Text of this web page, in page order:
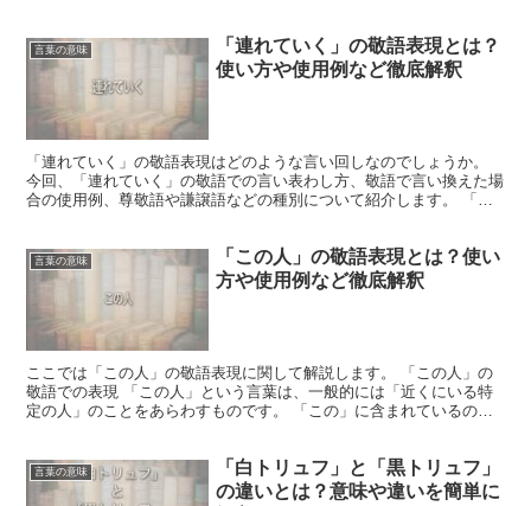
言葉の意味
「連れていく」の敬語表現とは？
使い方や使用例など徹底解釈
「連れていく」の敬語表現はどのような言い回しなのでしょうか。
今回、「連れていく」の敬語での言い表わし方、敬語で言い換えた場
合の使用例、尊敬語や謙譲語などの種別について紹介します。 「連
言葉の意味
「この人」の敬語表現とは？使い
方や使用例など徹底解釈
ここでは「この人」の敬語表現に関して解説します。 「この人」の
敬語での表現 「この人」という言葉は、一般的には「近くにいる特
定の人」のことをあらわすものです。 「この」に含まれているの
言葉の意味
「白トリュフ」と「黒トリュフ」
の違いとは？意味や違いを簡単に